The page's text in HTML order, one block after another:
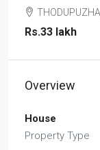
Rs.33 lakh
Overview
House
Property Type